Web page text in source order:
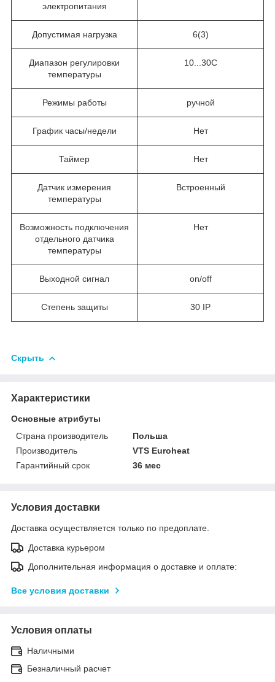
электропитания
Допустимая нагрузка 6(3)
Диапазон регулировки
температуры
10...30С
Режимы работы ручной
График часы/недели Нет
Таймер Нет
Датчик измерения
температуры
Встроенный
Возможность подключения
отдельного датчика
температуры
Нет
Выходной сигнал on/off
Степень защиты 30 IP
Скрыть
Характеристики
Основные атрибуты
Страна производитель
Польша
Производитель
VTS Euroheat
Гарантийный срок
36 мес
Условия доставки
Доставка осуществляется только по предоплате.
Доставка курьером
Дополнительная информация о доставке и оплате:
Все условия доставки
Условия оплаты
Наличными
Безналичный расчет